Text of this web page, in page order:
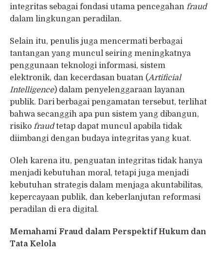
integritas sebagai fondasi utama pencegahan fraud
dalam lingkungan peradilan.
Selain itu, penulis juga mencermati berbagai
tantangan yang muncul seiring meningkatnya
penggunaan teknologi informasi, sistem
elektronik, dan kecerdasan buatan (Artificial
Intelligence) dalam penyelenggaraan layanan
publik. Dari berbagai pengamatan tersebut, terlihat
bahwa secanggih apa pun sistem yang dibangun,
risiko fraudtetap dapat muncul apabila tidak
diimbangi dengan budaya integritas yang kuat.
Oleh karena itu, penguatan integritas tidak hanya
menjadi kebutuhan moral, tetapi juga menjadi
kebutuhan strategis dalam menjaga akuntabilitas,
kepercayaan publik, dan keberlanjutan reformasi
peradilan di era digital.
Memahami Fraud dalam Perspektif Hukum dan
Tata Kelola